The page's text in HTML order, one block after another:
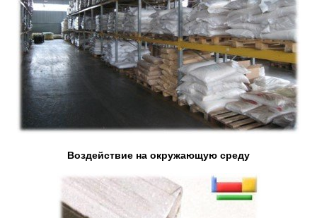
Воздействие на окружающую среду